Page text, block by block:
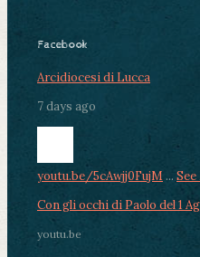
Facebook
Arcidiocesi di Lucca
7 days ago
youtu.be/5cAwjj0FujM ...
Con gli occhi di Paolo del 1
youtu.be